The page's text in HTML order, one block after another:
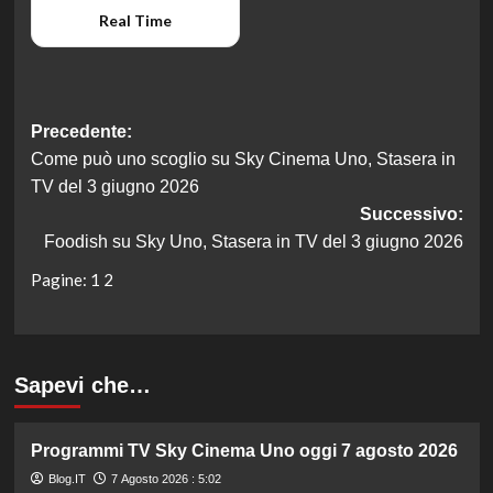
Real Time
Navigazione
articolo
Precedente:
Come può uno scoglio su Sky Cinema Uno, Stasera in
TV del 3 giugno 2026
Successivo:
Foodish su Sky Uno, Stasera in TV del 3 giugno 2026
Pagine: 1 2
Sapevi che…
Programmi TV Sky Cinema Uno oggi 7 agosto 2026
Blog.IT 7 Agosto 2026 : 5:02